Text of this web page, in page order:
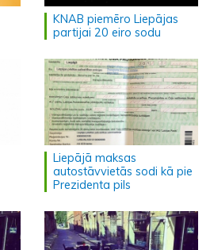
KNAB piemēro Liepājas
partijai 20 eiro sodu
Liepājā maksas
autostāvvietās sodi kā pie
Prezidenta pils